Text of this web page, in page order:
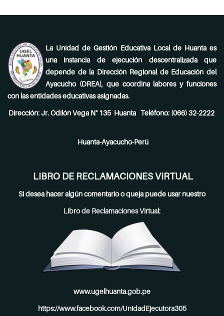
La Unidad de Gestión Educativa Local de Huanta es
una instancia de ejecución descentralizada que
depende de la Dirección Regional de Educación del
Ayacucho (DREA), que coordina labores y funciones
con las entidades educativas asignadas.
Dirección: Jr. Odilón Vega N° 135 Huanta Teléfono: (066) 32-2222
Huanta-Ayacucho-Perú
LIBRO DE RECLAMACIONES VIRTUAL
Si desea hacer algún comentario o queja puede usar nuestro
Libro de Reclamaciones Virtual:
www.ugelhuanta.gob.pe
https://www.facebook.com/UnidadEjecutora305